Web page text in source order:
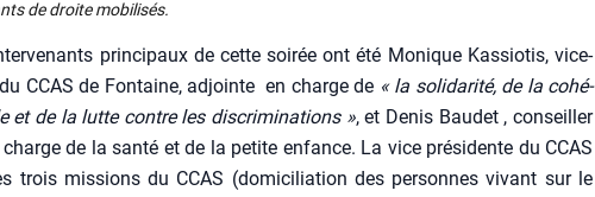
de droite mobi­li­sés.
prin­ci­paux de cette soi­rée ont été Monique Kas­sio­tis, vice-
CCAS de Fon­taine, adjointe en charge de « la soli­da­ri­té, de la cohé­
et de la lutte contre les dis­cri­mi­na­tions », et Denis Bau­det , conseiller
de la san­té et de la petite enfance. La vice pré­si­dente du CCAS
trois mis­sions du CCAS (domi­ci­lia­tion des per­sonnes vivant sur le